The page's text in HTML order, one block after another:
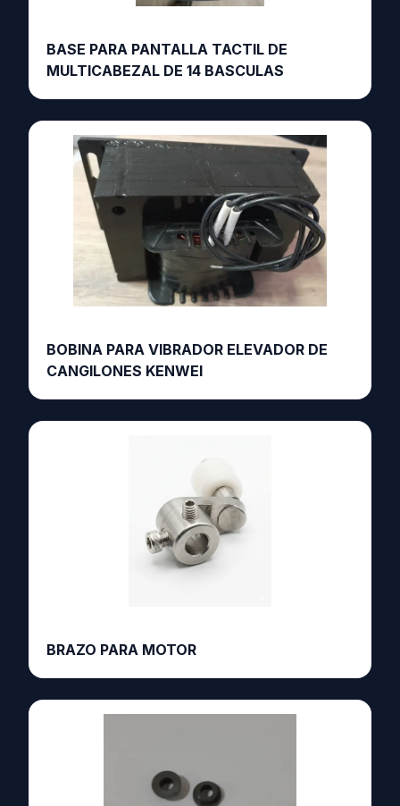
BASE PARA PANTALLA TACTIL DE
MULTICABEZAL DE 14 BASCULAS
BOBINA PARA VIBRADOR ELEVADOR DE
CANGILONES KENWEI
BRAZO PARA MOTOR